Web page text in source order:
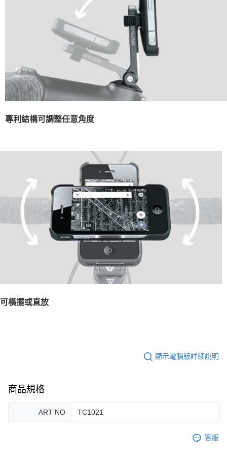
專利結構可調整任意角度
可橫擺或直放
顯示電腦版詳細說明
商品規格
ART NO TC1021
客服